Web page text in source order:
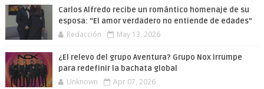
Carlos Alfredo recibe un romántico homenaje de su
esposa: “El amor verdadero no entiende de edades”
Redacción May 13, 2026
¿El relevo del grupo Aventura? Grupo Nox irrumpe
para redefinir la bachata global
Unknown Apr 07, 2026